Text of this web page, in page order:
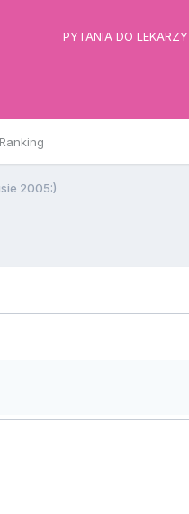
PYTANIA DO LEKARZY
Ranking
2005:)